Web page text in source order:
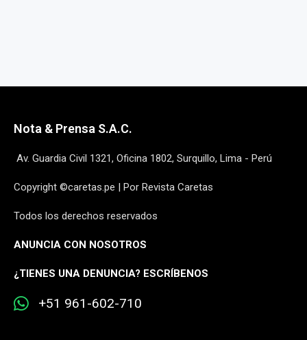
Nota & Prensa S.A.C.
Av. Guardia Civil 1321, Oficina 1802, Surquillo, Lima - Perú
Copyright ©caretas.pe | Por Revista Caretas
Todos los derechos reservados
ANUNCIA CON NOSOTROS
¿TIENES UNA DENUNCIA? ESCRÍBENOS
+51 961-602-710